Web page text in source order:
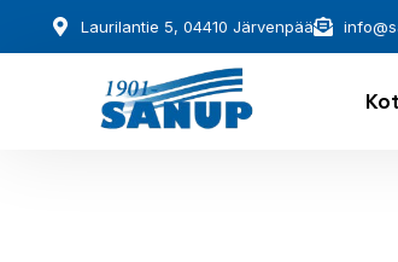
Laurilantie 5, 04410 Järvenpää